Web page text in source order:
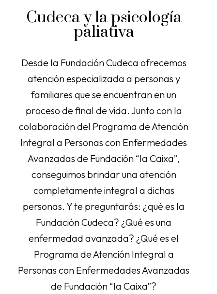
Cudeca y la psicología
paliativa
Desde la Fundación Cudeca ofrecemos
atención especializada a personas y
familiares que se encuentran en un
proceso de final de vida. Junto con la
colaboración del Programa de Atención
Integral a Personas con Enfermedades
Avanzadas de Fundación “la Caixa”,
conseguimos brindar una atención
completamente integral a dichas
personas. Y te preguntarás: ¿qué es la
Fundación Cudeca? ¿Qué es una
enfermedad avanzada? ¿Qué es el
Programa de Atención Integral a
Personas con Enfermedades Avanzadas
de Fundación “la Caixa”?